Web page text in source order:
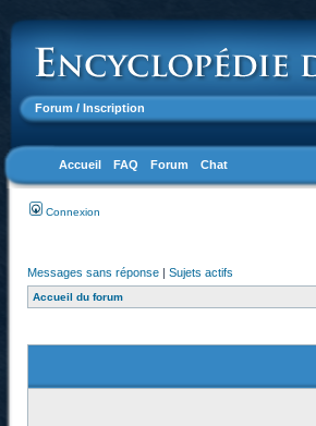
Forum / Inscription
Accueil FAQ Forum Chat
Connexion
Messages sans réponse | Sujets actifs
Accueil du forum